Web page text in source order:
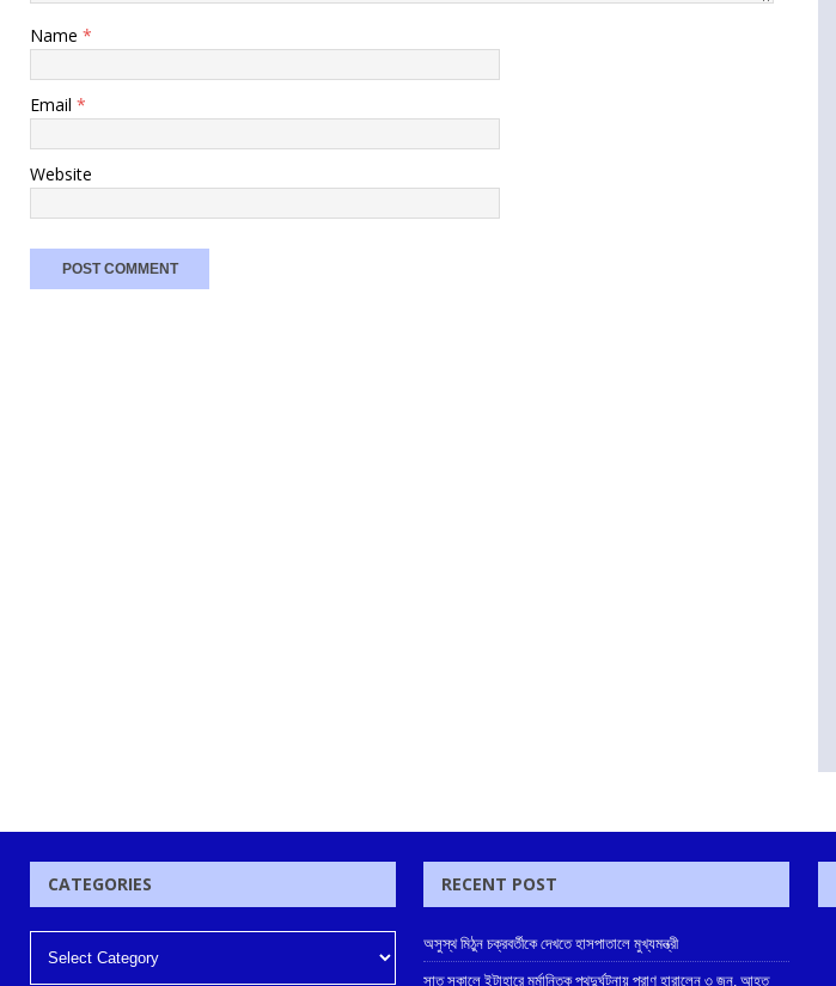
Name *
Email *
Website
CATEGORIES RECENT POST
অসুস্থ মিঠুন চক্রবর্তীকে দেখতে হাসপাতালে মুখ্যমন্ত্রী
সাত সকালে ইটাহারে মর্মান্তিক পথদুর্ঘটনায় প্রাণ হারালেন ৩ জন, আহত